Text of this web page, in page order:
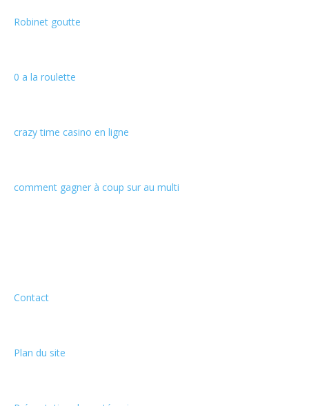
Robinet goutte
0 a la roulette
crazy time casino en ligne
comment gagner à coup sur au multi
Contact
Plan du site